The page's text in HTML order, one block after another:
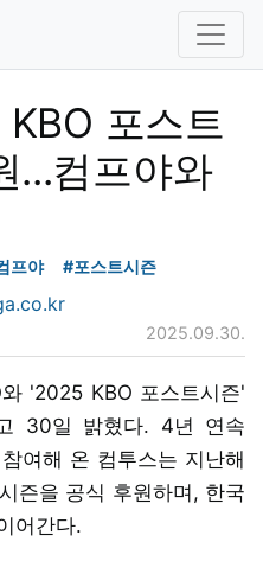
포스트
...컴프야와
프야 #포스트시즌
2025.09.30.
'2025 KBO 포스트시즌'
30일 밝혔다. 4년 연속
여해 온 컴투스는 지난해
즌을 공식 후원하며, 한국
어간다.